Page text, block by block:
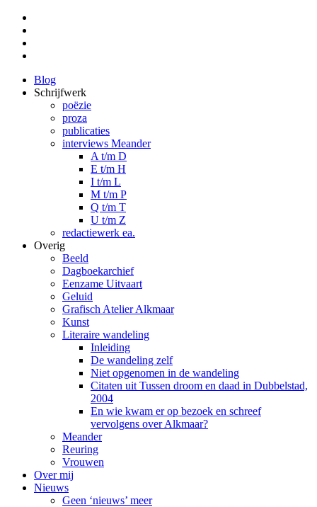
Blog
Schrijfwerk
poëzie
proza
publicaties
interviews Meander
A t/m D
E t/m H
I t/m L
M t/m P
Q t/m T
U t/m Z
redactiewerk ea.
Overig
Beeld
Dagboekarchief
Eenzame Uitvaart
Geluid
Grafisch Atelier Alkmaar
Kunst
Literaire wandeling
Inleiding
De wandeling zelf
Niet opgenomen in de wandeling
Citaten uit Tussen droom en daad in Dubbelstad,
2004
En wie kwam er op bezoek en schreef
vervolgens over Alkmaar?
Meander
Reuring
Vrouwen
Over mij
Nieuws
Geen ‘nieuws’ meer